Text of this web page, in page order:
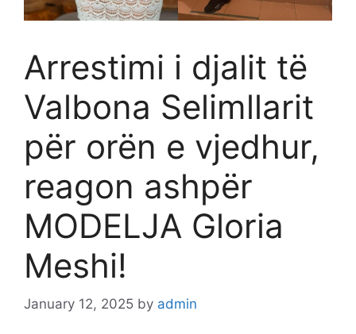
Arrestimi i djalit të
Valbona Selimllarit
për orën e vjedhur,
reagon ashpër
MODELJA Gloria
Meshi!
January 12, 2025 by admin